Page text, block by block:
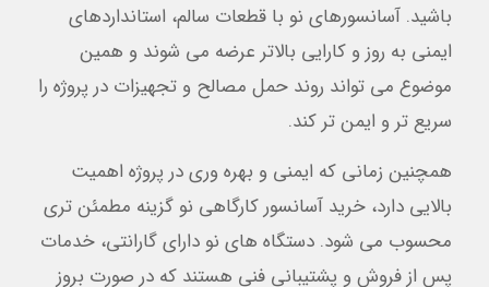
باشید. آسانسورهای نو با قطعات سالم، استانداردهای
ایمنی به روز و کارایی بالاتر عرضه می شوند و همین
موضوع می تواند روند حمل مصالح و تجهیزات در پروژه را
سریع تر و ایمن تر کند.
همچنین زمانی که ایمنی و بهره وری در پروژه اهمیت
بالایی دارد، خرید آسانسور کارگاهی نو گزینه مطمئن تری
محسوب می شود. دستگاه های نو دارای گارانتی، خدمات
پس از فروش و پشتیبانی فنی هستند که در صورت بروز